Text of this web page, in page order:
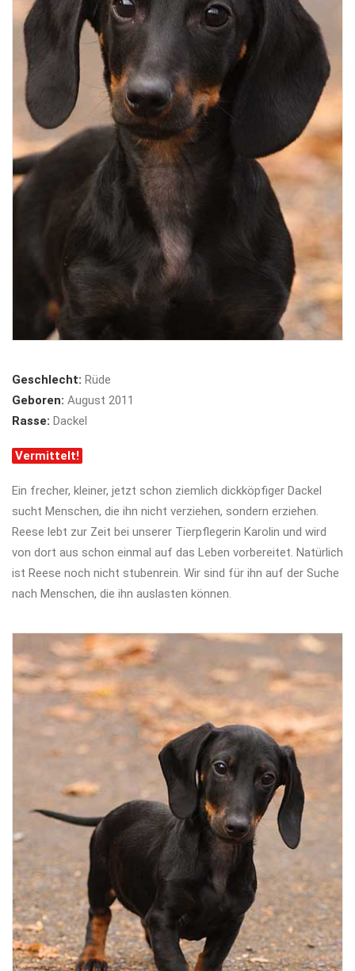
Geschlecht: Rüde
Geboren: August 2011
Rasse: Dackel
Vermittelt!
Ein frecher, kleiner, jetzt schon ziemlich dickköpfiger Dackel
sucht Menschen, die ihn nicht verziehen, sondern erziehen.
Reese lebt zur Zeit bei unserer Tierpflegerin Karolin und wird
von dort aus schon einmal auf das Leben vorbereitet. Natürlich
ist Reese noch nicht stubenrein. Wir sind für ihn auf der Suche
nach Menschen, die ihn auslasten können.